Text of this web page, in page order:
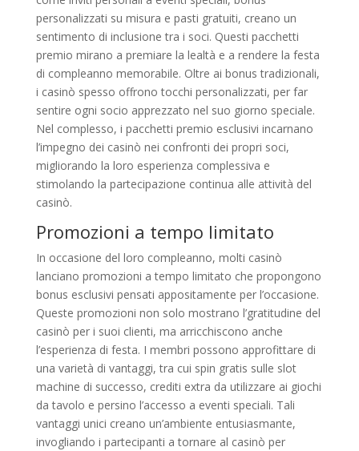
personalizzati su misura e pasti gratuiti, creano un
sentimento di inclusione tra i soci. Questi pacchetti
premio mirano a premiare la lealtà e a rendere la festa
di compleanno memorabile. Oltre ai bonus tradizionali,
i casinò spesso offrono tocchi personalizzati, per far
sentire ogni socio apprezzato nel suo giorno speciale.
Nel complesso, i pacchetti premio esclusivi incarnano
l’impegno dei casinò nei confronti dei propri soci,
migliorando la loro esperienza complessiva e
stimolando la partecipazione continua alle attività del
casinò.
Promozioni a tempo limitato
In occasione del loro compleanno, molti casinò
lanciano promozioni a tempo limitato che propongono
bonus esclusivi pensati appositamente per l’occasione.
Queste promozioni non solo mostrano l’gratitudine del
casinò per i suoi clienti, ma arricchiscono anche
l’esperienza di festa. I membri possono approfittare di
una varietà di vantaggi, tra cui spin gratis sulle slot
machine di successo, crediti extra da utilizzare ai giochi
da tavolo e persino l’accesso a eventi speciali. Tali
vantaggi unici creano un’ambiente entusiasmante,
invogliando i partecipanti a tornare al casinò per